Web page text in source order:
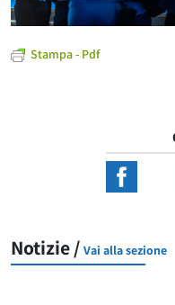
Stampa - Pdf
Notizie / Vai alla sezione